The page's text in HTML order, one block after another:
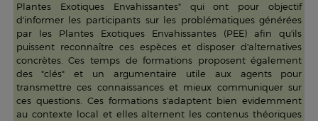
Plantes Exotiques Envahissantes" qui ont pour objectif
d'informer les participants sur les problématiques générées
par les Plantes Exotiques Envahissantes (PEE) afin qu'ils
puissent reconnaître ces espèces et disposer d'alternatives
concrètes. Ces temps de formations proposent également
des "clés" et un argumentaire utile aux agents pour
transmettre ces connaissances et mieux communiquer sur
ces questions. Ces formations s'adaptent bien evidemment
au contexte local et elles alternent les contenus théoriques